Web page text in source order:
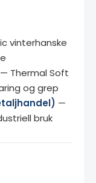
vinterhanske
— Thermal Soft
og grep
—
bruk